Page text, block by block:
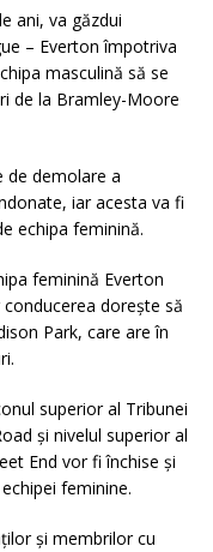
ani, va găzdui
– Everton împotriva
masculină să se
de la Bramley-Moore
de demolare a
iar acesta va fi
echipa feminină.
feminină Everton
dorește să
Park, care are în
superior al Tribunei
și nivelul superior al
End vor fi închise și
feminine.
și membrilor cu